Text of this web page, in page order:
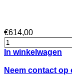
€614,00
In winkelwagen
Neem contact